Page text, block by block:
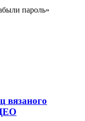
пароль»
вязаного